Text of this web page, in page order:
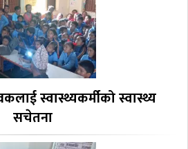
स्वास्थ्यकर्मीको स्वास्थ्य
सचेतना